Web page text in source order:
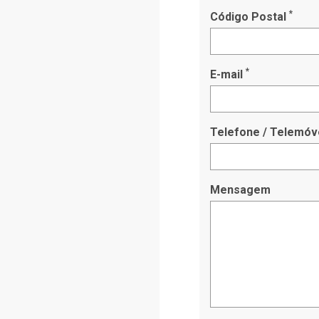
Código Postal *
E-mail *
Telefone /
Mensagem